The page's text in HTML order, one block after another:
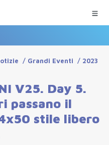
/ Grandi Eventi / 2023
V25. Day 5.
passano il
stile libero